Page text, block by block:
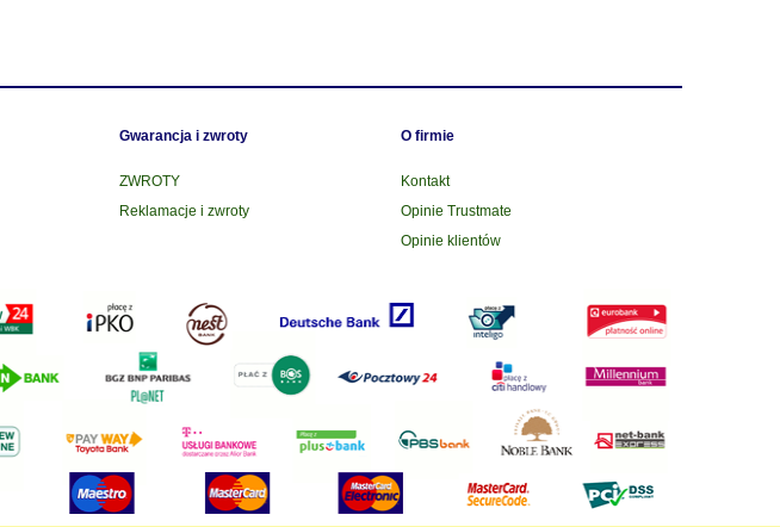
Gwarancja i zwroty
ZWROTY
Reklamacje i zwroty
O firmie
Kontakt
Opinie Trustmate
Opinie klientów